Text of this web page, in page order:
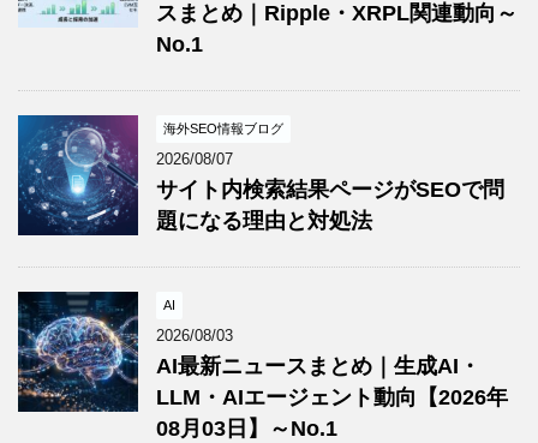
スまとめ｜Ripple・XRPL関連動向～
No.1
海外SEO情報ブログ
2026/08/07
サイト内検索結果ページがSEOで問
題になる理由と対処法
AI
2026/08/03
AI最新ニュースまとめ｜生成AI・
LLM・AIエージェント動向【2026年
08月03日】～No.1